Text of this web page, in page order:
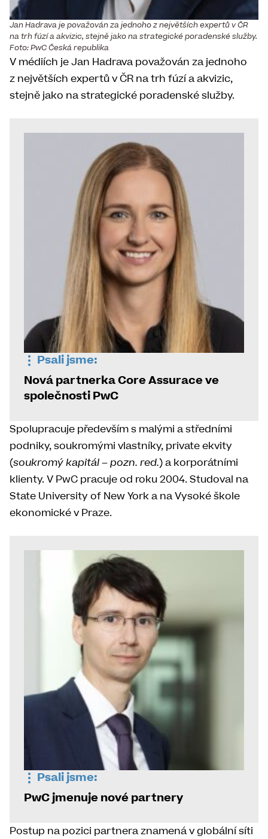
Jan Hadrava je považován za jednoho z největších expertů v ČR
na trh fúzí a akvizic, stejně jako na strategické poradenské služby.
Foto: PwC Česká republika
V médiích je Jan Hadrava považován za jednoho
z největších expertů v ČR na trh fúzí a akvizic,
stejně jako na strategické poradenské služby.
Psali jsme:
Nová partnerka Core Assurace ve
společnosti PwC
Spolupracuje především s malými a středními
podniky, soukromými vlastníky, private ekvity
(soukromý kapitál – pozn. red.) a korporátními
klienty. V PwC pracuje od roku 2004. Studoval na
State University of New York a na Vysoké škole
ekonomické v Praze.
Psali jsme:
PwC jmenuje nové partnery
Postup na pozici partnera znamená v globální síti